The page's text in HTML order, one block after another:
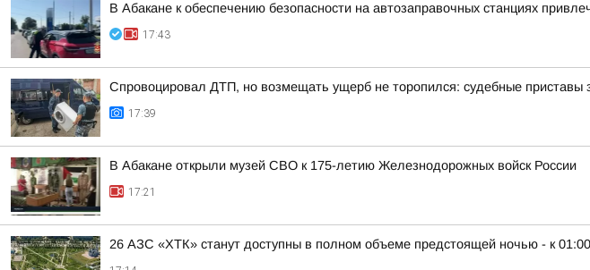
В Абакане к обеспечению безопасности на автозаправочных станциях
17:43
Спровоцировал ДТП, но возмещать ущерб не торопился: судебные
17:39
В Абакане открыли музей СВО к 175-летию Железнодорожных войск России
17:21
26 АЗС «ХТК» станут доступны в полном объеме предстоящей ночью - к 01:00